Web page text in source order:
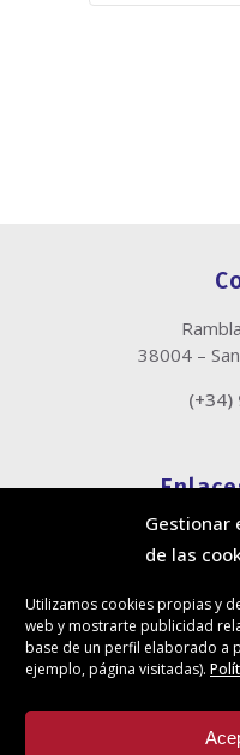
Gestionar
de las
Utilizamos cookies propias y
web y mostrarte publicidad
base de un perfil elaborado a
ejemplo, página visitadas).
38004 –
(+34)
Canal
Protección de